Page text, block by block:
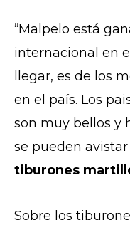
“Malpelo está
internacional en
llegar, es de los
en el país. Los
son muy bellos y
se pueden
tiburones
Sobre los